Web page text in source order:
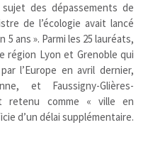
des dépassements de
de l’écologie avait lancé
5 ans ». Parmi les 25 lauréats,
région Lyon et Grenoble qui
l’Europe en avril dernier,
et Faussigny-Glières-
retenu comme « ville en
d’un délai supplémentaire.